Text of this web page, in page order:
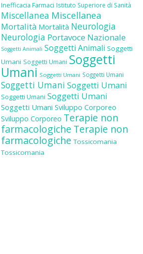
Inefficacia Farmaci Istituto Superiore di Sanità
Miscellanea Miscellanea
Mortalità Mortalità Neurologia
Neurologia Portavoce Nazionale
Soggetti Animali Soggetti Animali Soggetti
Umani Soggetti Umani Soggetti
Umani Soggetti Umani Soggetti Umani
Soggetti Umani Soggetti Umani
Soggetti Umani Soggetti Umani
Soggetti Umani Sviluppo Corporeo
Sviluppo Corporeo Terapie non
farmacologiche Terapie non
farmacologiche Tossicomania
Tossicomania